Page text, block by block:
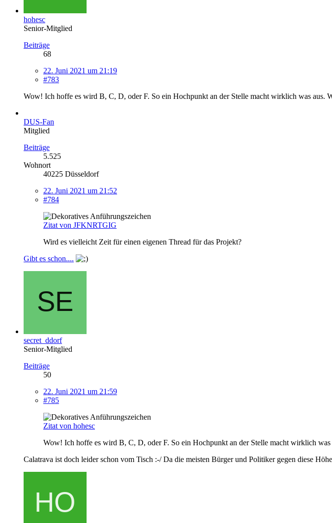
hohesc
Senior-Mitglied
Beiträge
68
22. Juni 2021 um 21:19
#783
Wow! Ich hoffe es wird B, C, D, oder F. So ein Hochpunkt an der Stelle macht wirklich was aus.
DUS-Fan
Mitglied
Beiträge
5.525
Wohnort
40225 Düsseldorf
22. Juni 2021 um 21:52
#784
Zitat von JFKNRTGIG
Wird es vielleicht Zeit für einen eigenen Thread für das Projekt?
Gibt es schon....
secret_ddorf
Senior-Mitglied
Beiträge
50
22. Juni 2021 um 21:59
#785
Zitat von hohesc
Wow! Ich hoffe es wird B, C, D, oder F. So ein Hochpunkt an der Stelle macht wirklich
Calatrava ist doch leider schon vom Tisch :-/ Da die meisten Bürger und Politiker gegen diese